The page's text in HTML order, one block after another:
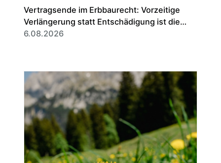
Vertragsende im Erbbaurecht: Vorzeitige
Verlängerung statt Entschädigung ist die
Regel
6.08.2026